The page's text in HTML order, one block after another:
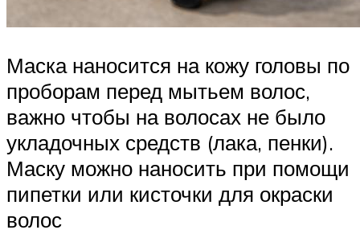
Маска наносится на кожу головы по
проборам перед мытьем волос,
важно чтобы на волосах не было
укладочных средств (лака, пенки).
Маску можно наносить при помощи
пипетки или кисточки для окраски
волос